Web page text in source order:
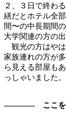
２、３日で終わ
繕だとホテル全
間〜の中長期間
大学関連の方の
観光の方はやは
家族連れの方が
ら見える部屋も
っしゃいました。
———— ここを引